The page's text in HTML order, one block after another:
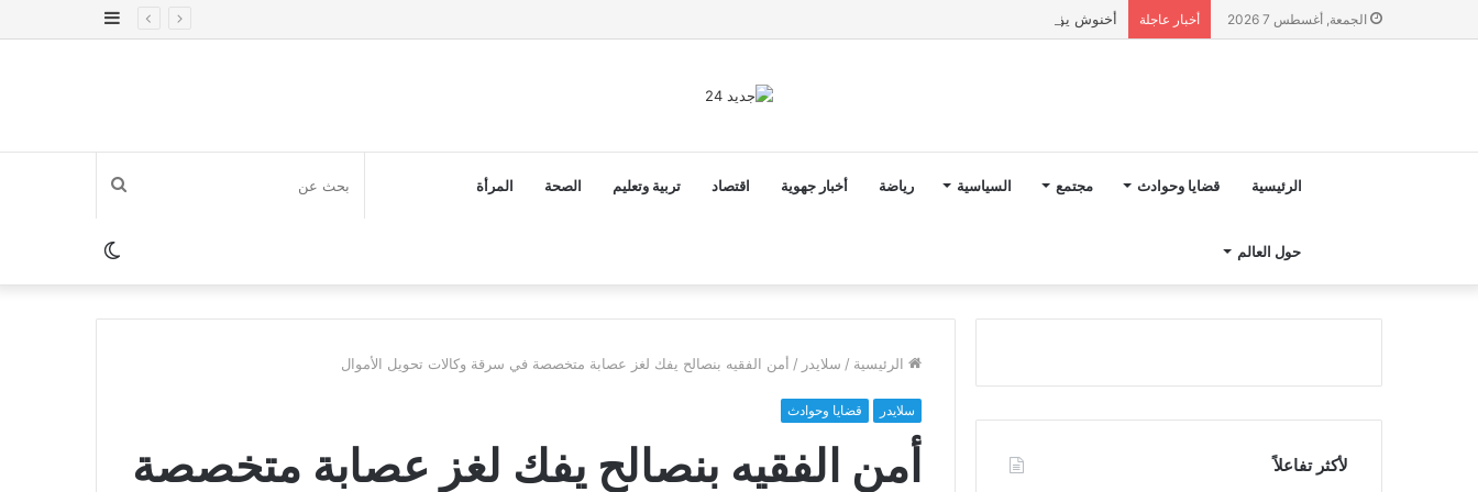
الجمعة, أغسطس 7 2026 أخبار عاجلة أخنوش يؤكد في المذكرة التوجيهية حول ميزانية 2027 أن ثوابت العدالة الاجتماعية والمجالية خيار استراتيجي للبلاد
إضافة
الرئيسية قضايا وحوادث مجتمع السياسية رياضة أخبار جهوية اقتصاد تربية وتعليم الصحة المرأة
حول العالم
بحث
عنالوضع
المظلم
الرئيسية / سلايدر / أمن الفقيه بنصالح يفك لغز عصابة متخصصة في سرقة وكالات تحويل الأموال
سلايدر قضايا وحوادث
أمن الفقيه بنصالح يفك لغز عصابة متخصصة
لأكثر تفاعلاً